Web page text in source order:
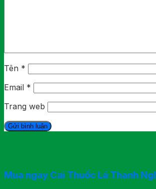
Tên *
Email *
Trang web
Mua ngay Cai Thuốc Lá Thanh